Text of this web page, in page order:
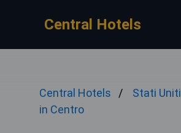
Central Hotels
Central Hotels Stati Uniti
in Centro